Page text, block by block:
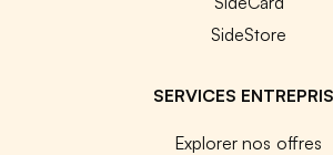
SideStore
SERVICES
Explorer nos offres